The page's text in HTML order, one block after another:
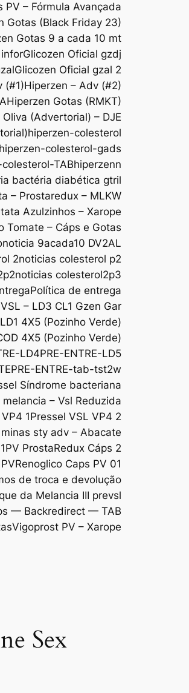
PV – Fórmula Avançada
Gotas (Black Friday 23)
Gotas 9 a cada 10 mt
Glicozen Oficial gzdj
Glicozen Oficial gzal 2
(#1)Hiperzen – Adv (#2)
Hiperzen Gotas (RMKT)
(Advertorial) – DJE
hiperzen-colesterol
hiperzen-colesterol-gads
TABhiperzenn
bactéria diabética gtril
– Prostaredux – MLKW
Azulzinhos – Xarope
Tomate – Cáps e Gotas
noticia 9acada10 DV2AL
2noticias colesterol p2
noticias colesterol2p3
Política de entrega
– LD3 CL1 Gzen Gar
4X5 (Pozinho Verde)
4X5 (Pozinho Verde)
LD4PRE-ENTRE-LD5
PRE-ENTRE-tab-tst2w
Síndrome bacteriana
– Vsl Reduzida
1Pressel VSL VP4 2
sty adv – Abacate
PV ProstaRedux Cáps 2
Renoglico Caps PV 01
de troca e devolução
da Melancia III prevsl
— Backredirect — TAB
Vigoprost PV – Xarope
Sex